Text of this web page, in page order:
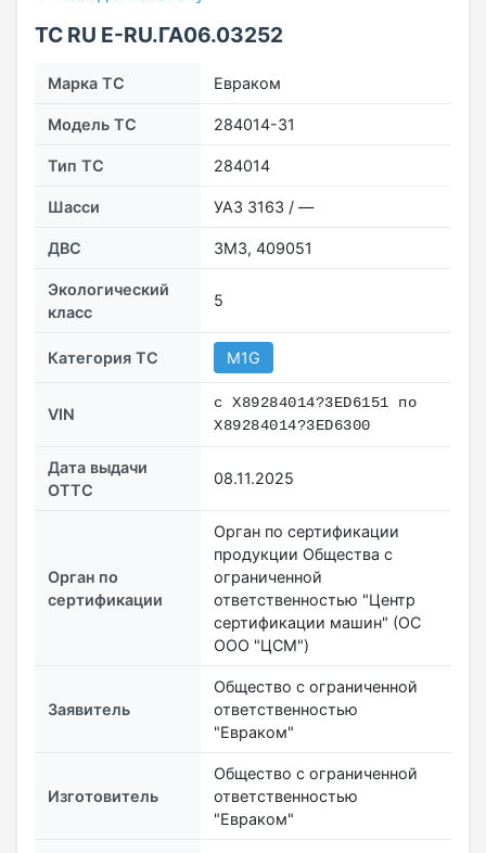
ТС RU Е-RU.ГА06.03252
Марка ТС Евраком
Модель ТС 284014-31
Тип ТС 284014
Шасси УАЗ 3163 / —
ДВС ЗМЗ, 409051
Экологический
класс
5
Категория ТС M1G
VIN
с X89284014?3ED6151 по
X89284014?3ED6300
Дата выдачи
ОТТС
08.11.2025
Орган по
сертификации
Орган по сертификации
продукции Общества с
ограниченной
ответственностью "Центр
сертификации машин" (ОС
ООО "ЦСМ")
Заявитель
Общество с ограниченной
ответственностью
"Евраком"
Изготовитель
Общество с ограниченной
ответственностью
"Евраком"